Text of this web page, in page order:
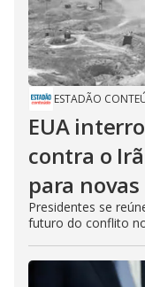
ESTADÃO
EUA
contra o
para
Presidentes se
futuro do conflito